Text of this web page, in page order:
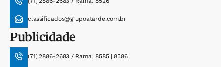
classificados@grupoatarde.com.br
Publicidade
(71) 2886-2683 / Ramal 8585 | 8586